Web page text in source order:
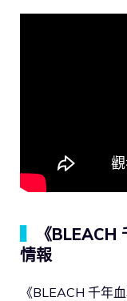
《
情報
《BLEACH 千年